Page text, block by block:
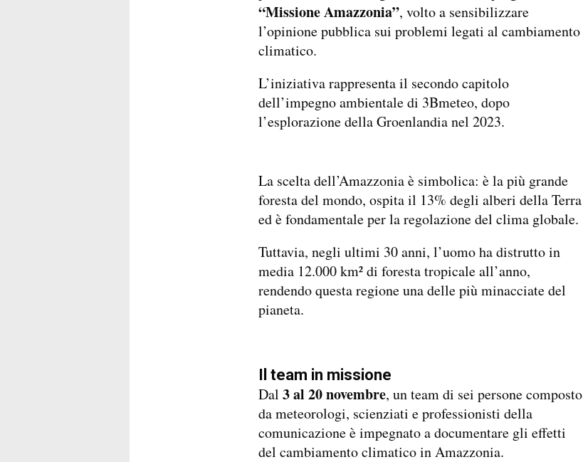
“Missione Amazzonia”, volto a sensibilizzare
l’opinione pubblica sui problemi legati al cambiamento
climatico.
L’iniziativa rappresenta il secondo capitolo
dell’impegno ambientale di 3Bmeteo, dopo
l’esplorazione della Groenlandia nel 2023.
La scelta dell’Amazzonia è simbolica: è la più grande
foresta del mondo, ospita il 13% degli alberi della Terra
ed è fondamentale per la regolazione del clima globale.
Tuttavia, negli ultimi 30 anni, l’uomo ha distrutto in
media 12.000 km² di foresta tropicale all’anno,
rendendo questa regione una delle più minacciate del
pianeta.
Il team in missione
Dal 3 al 20 novembre, un team di sei persone composto
da meteorologi, scienziati e professionisti della
comunicazione è impegnato a documentare gli effetti
del cambiamento climatico in Amazzonia.